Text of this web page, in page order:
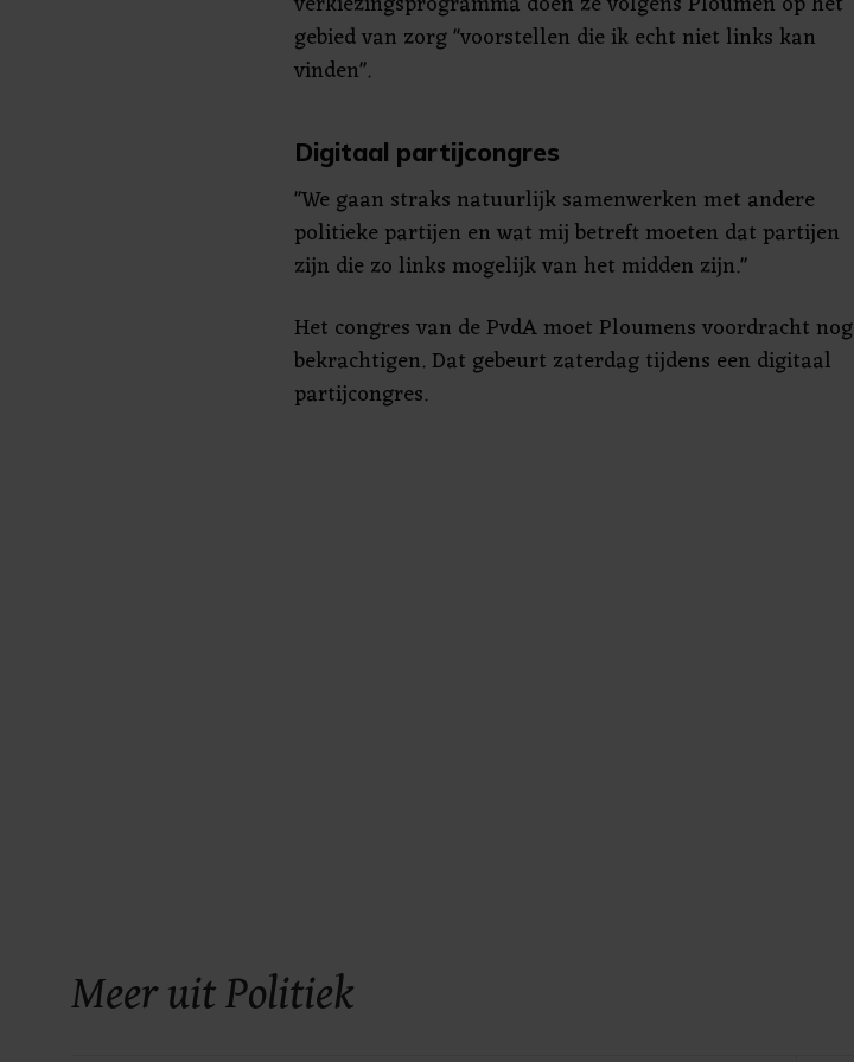
gebied van zorg "voorstellen die ik echt niet links kan
vinden".
Digitaal partijcongres
"We gaan straks natuurlijk samenwerken met andere
politieke partijen en wat mij betreft moeten dat partijen
zijn die zo links mogelijk van het midden zijn."
Het congres van de PvdA moet Ploumens voordracht nog
bekrachtigen. Dat gebeurt zaterdag tijdens een digitaal
partijcongres.
Meer uit Politiek